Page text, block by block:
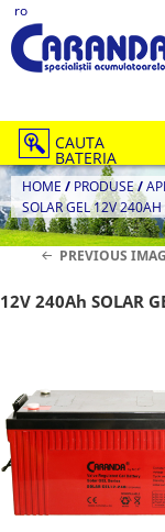
ro
CAUTA
BATERIA
HOME / PRODUSE/
SOLAR GEL 12V 240AH
PREVIOUS
12V 240Ah SOLAR